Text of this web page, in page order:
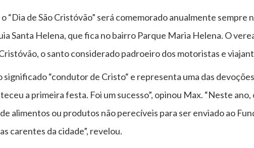
“Dia de São Cristóvão” será comemorado anualmente sempre
Santa Helena, que fica no bairro Parque Maria Helena. O
o santo considerado padroeiro dos motoristas e
“condutor de Cristo“ e representa uma das
a primeira festa. Foi um sucesso”, opinou Max. “Neste
alimentos ou produtos não perecíveis para ser enviado ao
carentes da cidade”, revelou.